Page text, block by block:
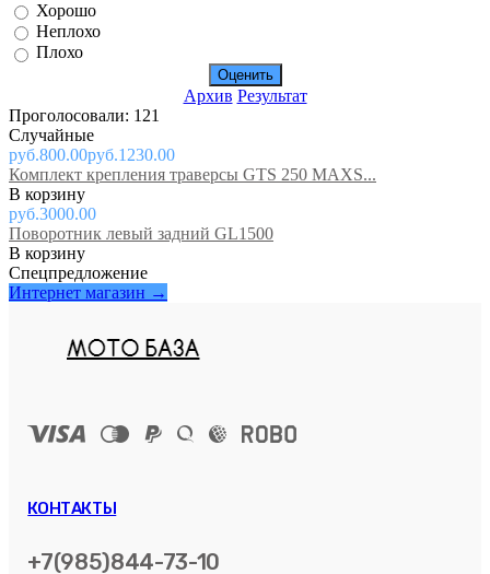
Хорошо
Неплохо
Плохо
Архив Результат
Проголосовали: 121
Случайные
руб.800.00руб.1230.00
Комплект крепления траверсы GTS 250 MAXS...
руб.3000.00
Поворотник левый задний GL1500
Спецпредложение
Интернет магазин →
КОНТАКТЫ
+7(985)844-73-10